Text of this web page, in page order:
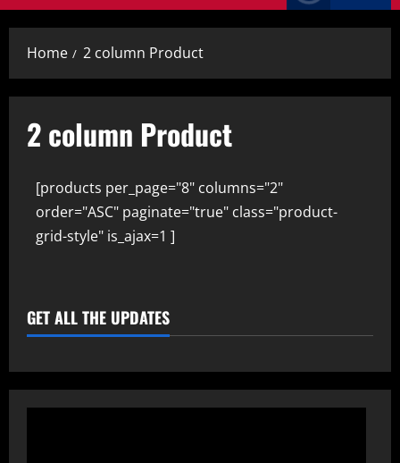
Home 2 column Product
2 column Product
[products per_page="8" columns="2"
order="ASC" paginate="true" class="product-
grid-style" is_ajax=1 ]
GET ALL THE UPDATES